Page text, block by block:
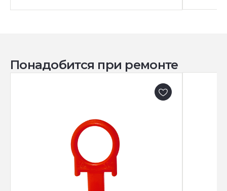
Понадобится при ремонте